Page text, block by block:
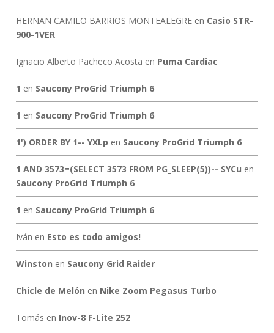
HERNAN CAMILO BARRIOS MONTEALEGREen Casio STR-
900-1VER
Ignacio Alberto Pacheco Acosta en Puma Cardiac
1 en Saucony ProGrid Triumph 6
1 en Saucony ProGrid Triumph 6
1') ORDER BY 1-- YXLp en Saucony ProGrid Triumph 6
1 AND 3573=(SELECT 3573 FROM PG_SLEEP(5))-- SYCu en
Saucony ProGrid Triumph 6
1 en Saucony ProGrid Triumph 6
Iván en Esto es todo amigos!
Winston en Saucony Grid Raider
Chicle de Melón en Nike Zoom Pegasus Turbo
Tomás en Inov-8 F-Lite 252